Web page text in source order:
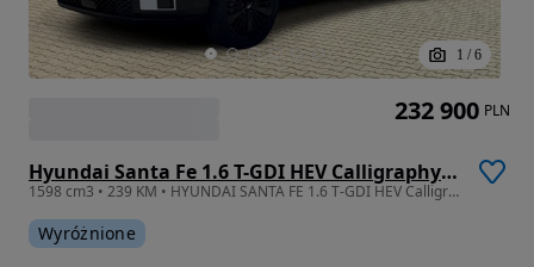
1 / 6
Hyundai Santa Fe 1.6 T-GDI HEV Calligraphy 4WD 7os
1598 cm3 • 239 KM • HYUNDAI SANTA FE 1.6 T-GDI HEV Calligraphy 4WD 7os
Wyróżnione
232 900 PLN